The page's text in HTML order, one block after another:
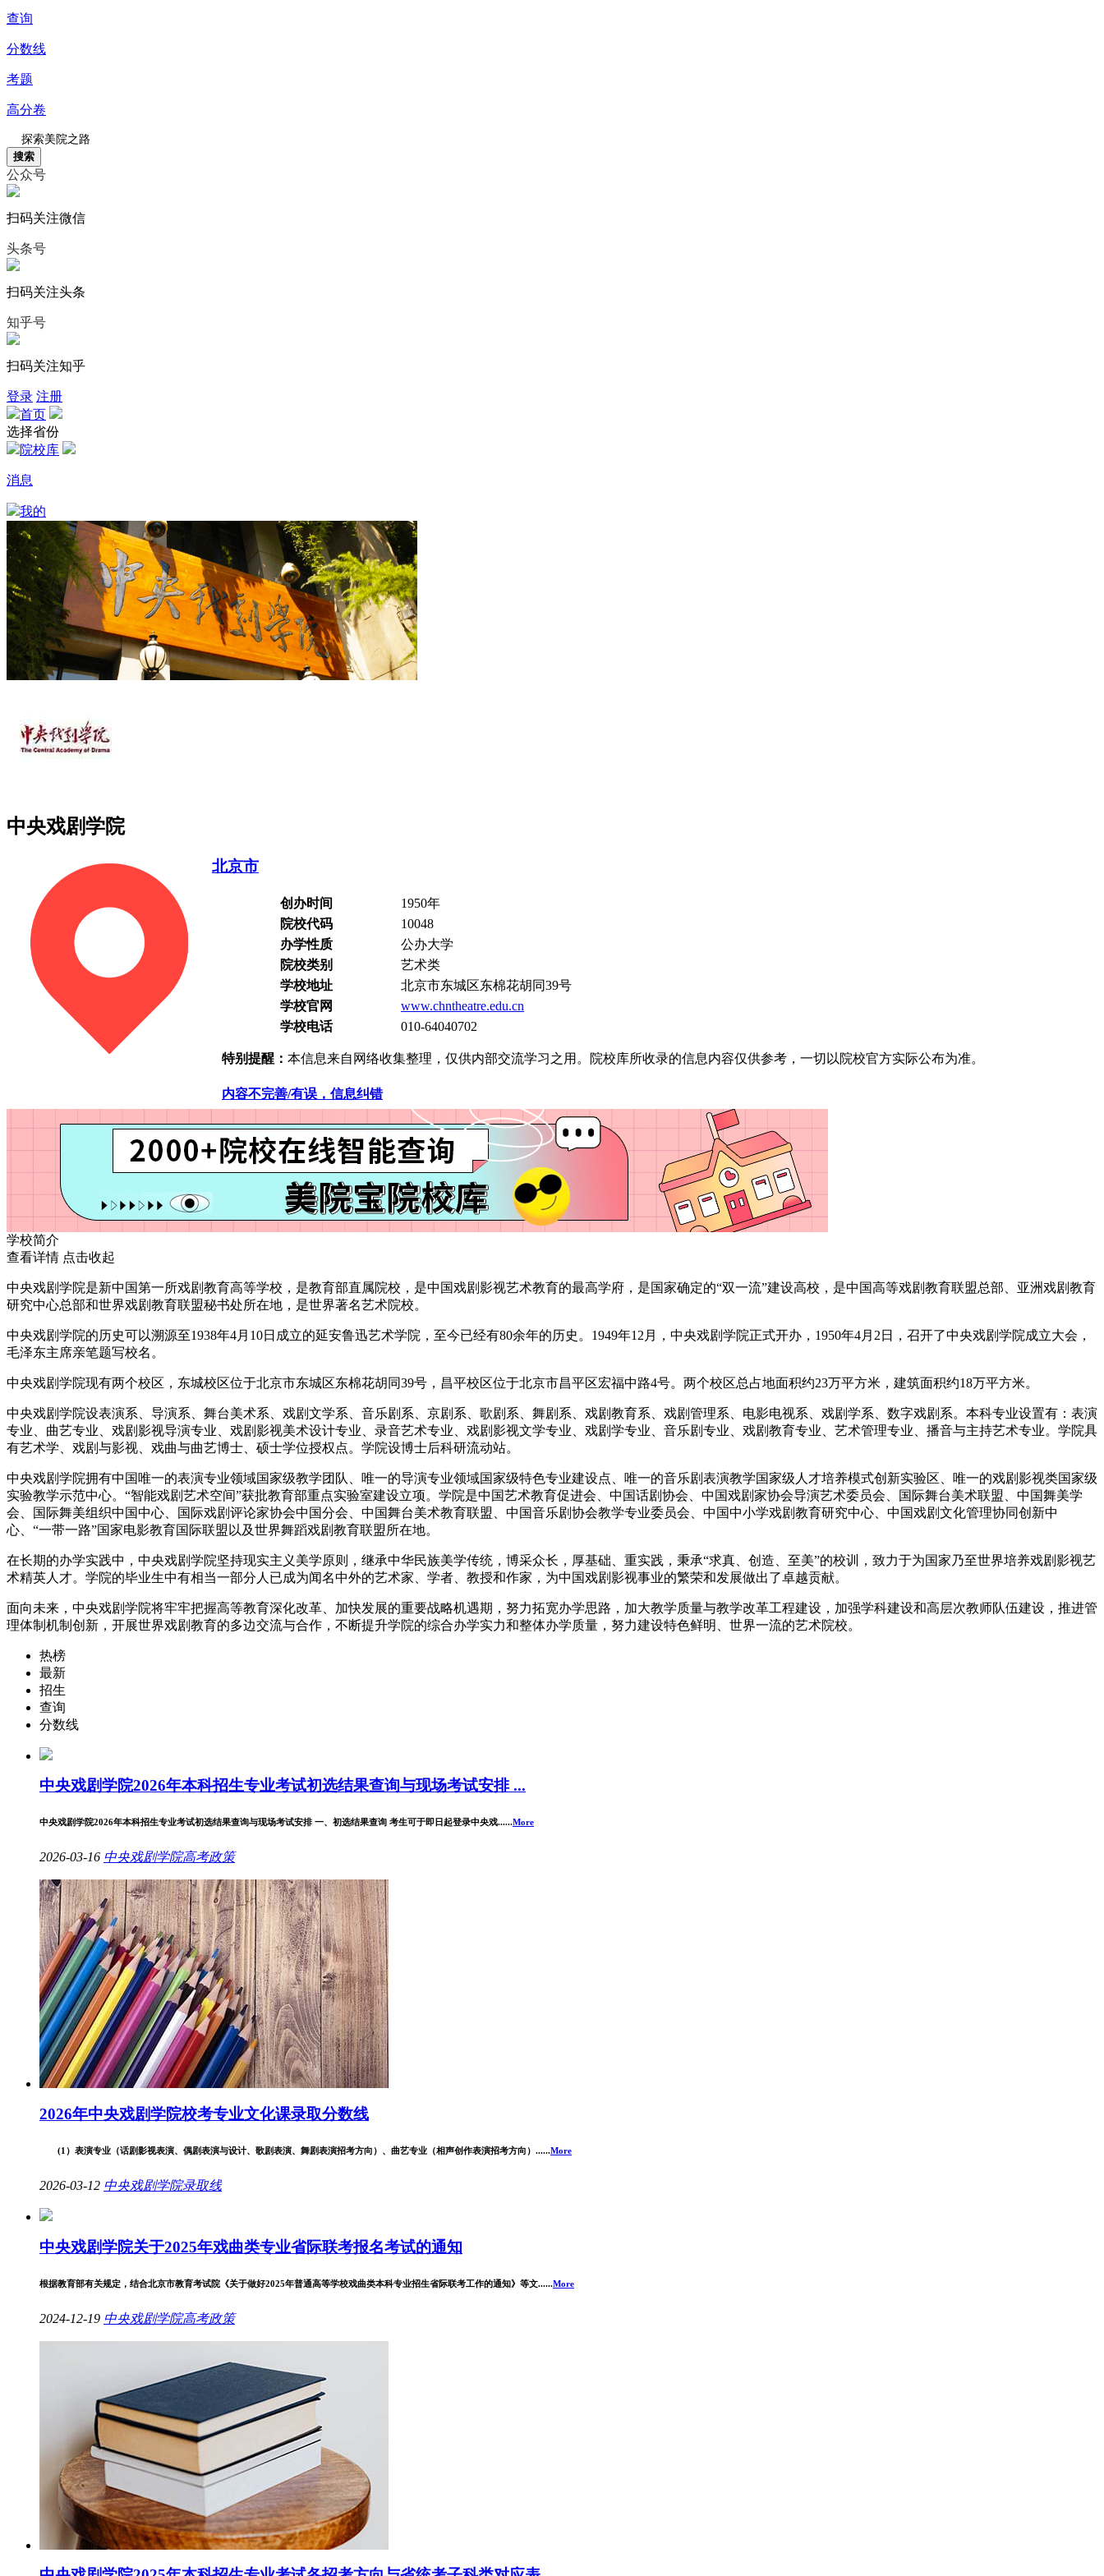
查询
分数线
考题
高分卷
搜索
公众号
扫码关注微信
头条号
扫码关注头条
知乎号
扫码关注知乎
登录 注册
首页
选择省份
院校库
消息
我的
中央戏剧学院
北京市
创办时间
1950年
院校代码
10048
办学性质
公办大学
院校类别
艺术类
学校地址
北京市东城区东棉花胡同39号
学校官网
www.chntheatre.edu.cn
学校电话
010-64040702
特别提醒： 本信息来自网络收集整理，仅供内部交流学习之用。院校库所收录的信息内容仅供参考，一切以院校官方实际公布为准。
内容不完善/有误，信息纠错
学校简介
查看详情 点击收起
中央戏剧学院是新中国第一所戏剧教育高等学校，是教育部直属院校，是中国戏剧影视艺术教育的最高学府，是国家确定的“双一流”建设高校，是中国高等戏剧教育联盟总部、亚洲戏剧教育
研究中心总部和世界戏剧教育联盟秘书处所在地，是世界著名艺术院校。
中央戏剧学院的历史可以溯源至1938年4月10日成立的延安鲁迅艺术学院，至今已经有80余年的历史。1949年12月，中央戏剧学院正式开办，1950年4月2日，召开了中央戏剧学院成立大会，
毛泽东主席亲笔题写校名。
中央戏剧学院现有两个校区，东城校区位于北京市东城区东棉花胡同39号，昌平校区位于北京市昌平区宏福中路4号。两个校区总占地面积约23万平方米，建筑面积约18万平方米。
中央戏剧学院设表演系、导演系、舞台美术系、戏剧文学系、音乐剧系、京剧系、歌剧系、舞剧系、戏剧教育系、戏剧管理系、电影电视系、戏剧学系、数字戏剧系。本科专业设置有：表演
专业、曲艺专业、戏剧影视导演专业、戏剧影视美术设计专业、录音艺术专业、戏剧影视文学专业、戏剧学专业、音乐剧专业、戏剧教育专业、艺术管理专业、播音与主持艺术专业。学院具
有艺术学、戏剧与影视、戏曲与曲艺博士、硕士学位授权点。学院设博士后科研流动站。
中央戏剧学院拥有中国唯一的表演专业领域国家级教学团队、唯一的导演专业领域国家级特色专业建设点、唯一的音乐剧表演教学国家级人才培养模式创新实验区、唯一的戏剧影视类国家级
实验教学示范中心。“智能戏剧艺术空间”获批教育部重点实验室建设立项。学院是中国艺术教育促进会、中国话剧协会、中国戏剧家协会导演艺术委员会、国际舞台美术联盟、中国舞美学
会、国际舞美组织中国中心、国际戏剧评论家协会中国分会、中国舞台美术教育联盟、中国音乐剧协会教学专业委员会、中国中小学戏剧教育研究中心、中国戏剧文化管理协同创新中
心、“一带一路”国家电影教育国际联盟以及世界舞蹈戏剧教育联盟所在地。
在长期的办学实践中，中央戏剧学院坚持现实主义美学原则，继承中华民族美学传统，博采众长，厚基础、重实践，秉承“求真、创造、至美”的校训，致力于为国家乃至世界培养戏剧影视艺
术精英人才。学院的毕业生中有相当一部分人已成为闻名中外的艺术家、学者、教授和作家，为中国戏剧影视事业的繁荣和发展做出了卓越贡献。
面向未来，中央戏剧学院将牢牢把握高等教育深化改革、加快发展的重要战略机遇期，努力拓宽办学思路，加大教学质量与教学改革工程建设，加强学科建设和高层次教师队伍建设，推进管
理体制机制创新，开展世界戏剧教育的多边交流与合作，不断提升学院的综合办学实力和整体办学质量，努力建设特色鲜明、世界一流的艺术院校。
热榜
最新
招生
查询
分数线
中央戏剧学院2026年本科招生专业考试初选结果查询与现场考试安排 ...
中央戏剧学院2026年本科招生专业考试初选结果查询与现场考试安排 一、初选结果查询 考生可于即日起登录中央戏......More
2026-03-16 中央戏剧学院高考政策
2026年中央戏剧学院校考专业文化课录取分数线
(1）表演专业（话剧影视表演、偶剧表演与设计、歌剧表演、舞剧表演招考方向）、曲艺专业（相声创作表演招考方向）......More
2026-03-12 中央戏剧学院录取线
中央戏剧学院关于2025年戏曲类专业省际联考报名考试的通知
根据教育部有关规定，结合北京市教育考试院《关于做好2025年普通高等学校戏曲类本科专业招生省际联考工作的通知》等文......More
2024-12-19 中央戏剧学院高考政策